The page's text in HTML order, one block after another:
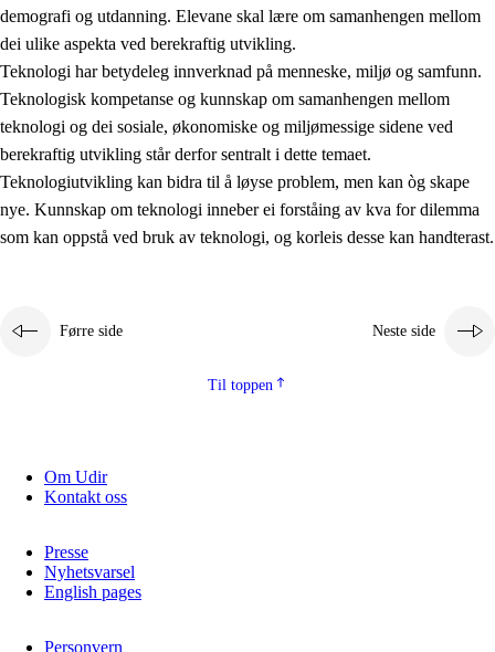
2.4 Å lære å lære
Tverrfaglege tema
2.5 Tverrfaglege tema
2.5.1 Folkehelse og livsmeistring
2.5.2 Demokrati og medborgarskap
2.5.3 Berekraftig utvikling
demografi og utdanning. Elevane skal lære om samanhengen mellom
dei ulike aspekta ved berekraftig utvikling.
Teknologi har betydeleg innverknad på menneske, miljø og samfunn.
Teknologisk kompetanse og kunnskap om samanhengen mellom
teknologi og dei sosiale, økonomiske og miljømessige sidene ved
berekraftig utvikling står derfor sentralt i dette temaet.
Teknologiutvikling kan bidra til å løyse problem, men kan òg skape
nye. Kunnskap om teknologi inneber ei forståing av kva for dilemma
som kan oppstå ved bruk av teknologi, og korleis desse kan handterast.
Førre side Neste side
Til toppen
Om Udir
Kontakt oss
Presse
Nyhetsvarsel
English pages
Personvern